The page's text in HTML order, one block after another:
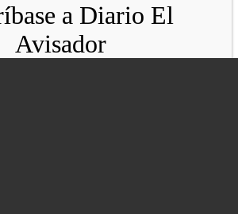
a Diario El
Avisador